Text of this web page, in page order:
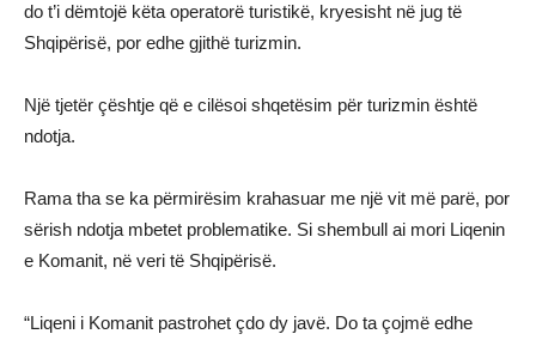
do t’i dëmtojë këta operatorë turistikë, kryesisht në jug të
Shqipërisë, por edhe gjithë turizmin.
Një tjetër çështje që e cilësoi shqetësim për turizmin është
ndotja.
Rama tha se ka përmirësim krahasuar me një vit më parë, por
sërish ndotja mbetet problematike. Si shembull ai mori Liqenin
e Komanit, në veri të Shqipërisë.
“Liqeni i Komanit pastrohet çdo dy javë. Do ta çojmë edhe